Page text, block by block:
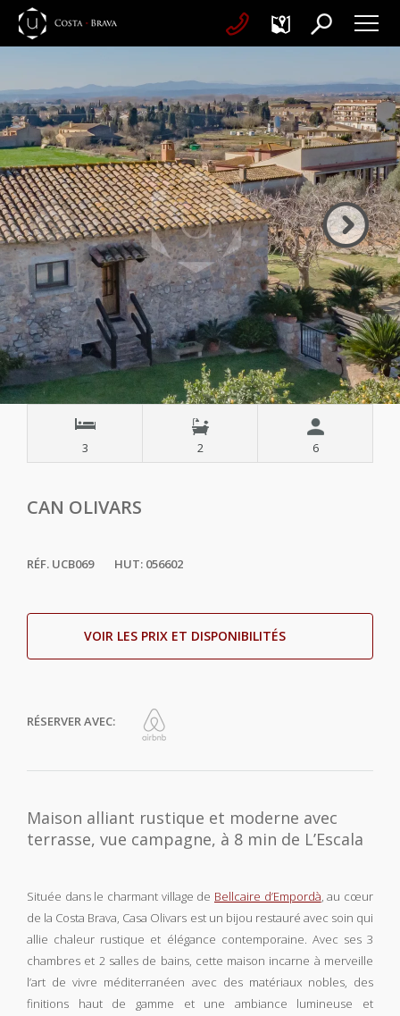
Sorte
Ville
Capacité
Prix
3 2 6
CAN OLIVARS
RÉF. UCB069 HUT: 056602
VOIR LES PRIX ET DISPONIBILITÉS
RÉSERVER AVEC:
Maison alliant rustique et moderne avec
terrasse, vue campagne, à 8 min de L’Escala
Située dans le charmant village de Bellcaire d’Empordà, au cœur
de la Costa Brava, Casa Olivars est un bijou restauré avec soin qui
allie chaleur rustique et élégance contemporaine. Avec ses 3
chambres et 2 salles de bains, cette maison incarne à merveille
l’art de vivre méditerranéen avec des matériaux nobles, des
finitions haut de gamme et une ambiance lumineuse et